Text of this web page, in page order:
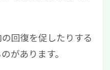
回復を促したりする
があります。